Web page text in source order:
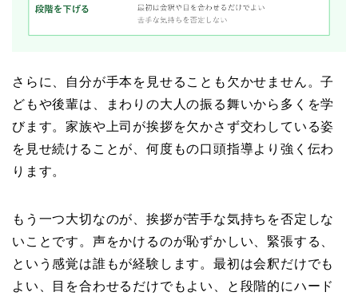
さらに、自分が手本を見せることも欠かせません。子
どもや後輩は、まわりの大人の振る舞いから多くを学
びます。家族や上司が挨拶を欠かさず交わしている姿
を見せ続けることが、何度もの口頭指導より強く伝わ
ります。
もう一つ大切なのが、挨拶が苦手な気持ちを否定しな
いことです。声をかけるのが恥ずかしい、緊張する、
という感覚は誰もが経験します。最初は会釈だけでも
よい、目を合わせるだけでもよい、と段階的にハード